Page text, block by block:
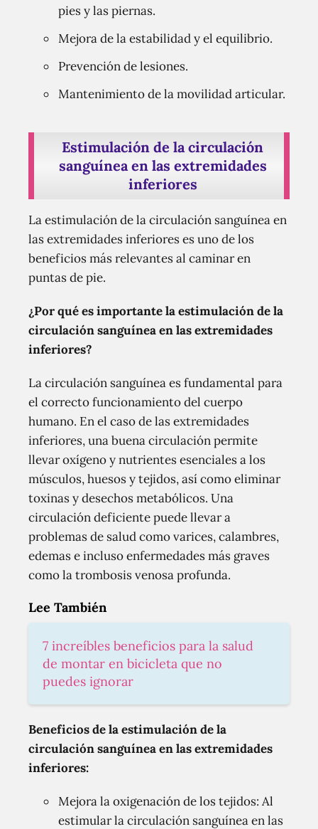
pies y las piernas.
Mejora de la estabilidad y el equilibrio.
Prevención de lesiones.
Mantenimiento de la movilidad articular.
Estimulación de la circulación
sanguínea en las extremidades
inferiores
La estimulación de la circulación sanguínea en
las extremidades inferiores es uno de los
beneficios más relevantes al caminar en
puntas de pie.
¿Por qué es importante la estimulación de la
circulación sanguínea en las extremidades
inferiores?
La circulación sanguínea es fundamental para
el correcto funcionamiento del cuerpo
humano. En el caso de las extremidades
inferiores, una buena circulación permite
llevar oxígeno y nutrientes esenciales a los
músculos, huesos y tejidos, así como eliminar
toxinas y desechos metabólicos. Una
circulación deficiente puede llevar a
problemas de salud como varices, calambres,
edemas e incluso enfermedades más graves
como la trombosis venosa profunda.
Lee También
7 increíbles beneficios para la salud
de montar en bicicleta que no
puedes ignorar
Beneficios de la estimulación de la
circulación sanguínea en las extremidades
inferiores:
Mejora la oxigenación de los tejidos: Al
estimular la circulación sanguínea en las